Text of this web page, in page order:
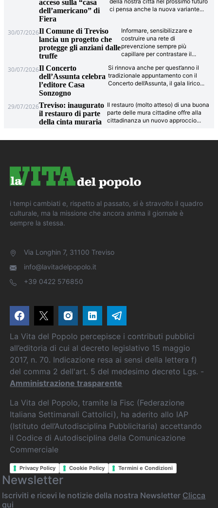
acceso sulla “casa
dell’americano” di
Fiera
ci pensa anche la nuova variante...
30/07/2026Il Comune di Treviso
lancia un progetto che
protegge gli anziani dalle
truffe
Informare, sensibilizzare e
costruire una rete di
prevenzione sempre più
capillare per contrastare il...
30/07/2026Il Concerto
dell’Assunta celebra
l’editore Casa
Sonzogno
Si rinnova anche per quest’anno il
tradizionale appuntamento con il
Concerto dell’Assunta, il gala lirico...
29/07/2026Treviso: inaugurato
il restauro di parte
della cinta muraria
Il restauro (molto atteso) di una buona
parte delle mura cittadine offre alla
cittadinanza un nuovo approccio...
i tempi cambiati e, rispetto al passato, si è stravolto il quadro
culturale, ma la missione che ancora anima il giornale è
sempre la stessa.
Via Longhin 7, 31100 Treviso
info@lavitadelpopolo.it
+39 0422 576850
La Vita del Popolo percepisce i contributi pubblici
all’editoria di cui al decreto legislativo 15 maggio
2017, n. 70. Indicazione resa ai sensi della lettera f)
del comma 2 dell'art. 5 del medesimo decreto Lgs. -
Amministrazione trasparente
La Vita del Popolo, tramite la Fisc (Federazione
Italiana Settimanali Cattolici), ha aderito allo IAP
(Istituto dell’Autodisciplina Pubblicitaria) accettando
il Codice di Autodisciplina della Comunicazione
Commerciale
Privacy Policy Cookie Policy Termini e Condizioni
Newsletter
Iscriviti e ricevi le notizie della nostra Newsletter Clicca
qui